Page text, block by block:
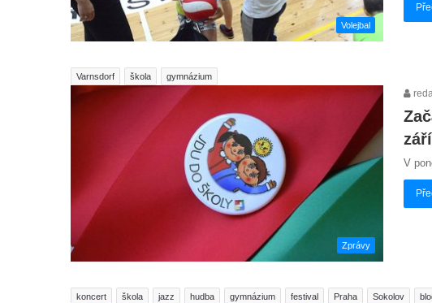
Volejbal
Varnsdorf škola gymnázium
Zprávy
V
koncert škola jazz hudba gymnázium festival Praha Sokolov